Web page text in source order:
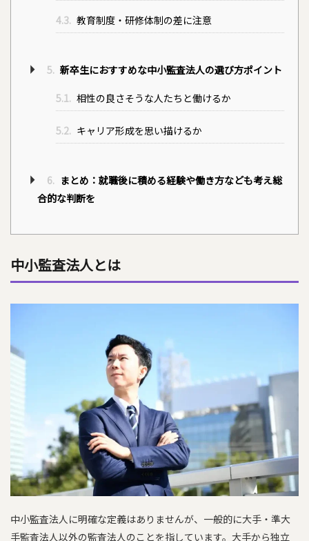
4.3. 教育制度・研修体制の差に注意
5. 新卒生におすすめな中小監査法人の選び方ポイント
5.1. 相性の良さそうな人たちと働けるか
5.2. キャリア形成を思い描けるか
6. まとめ：就職後に積める経験や働き方なども考え総
合的な判断を
中小監査法人とは
中小監査法人に明確な定義はありませんが、一般的に大手・準大
手監査法人以外の監査法人のことを指しています。大手から独立